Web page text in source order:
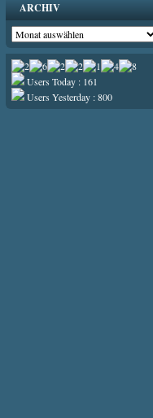
ARCHIV
Archiv
Users Today : 161
Users Yesterday : 800